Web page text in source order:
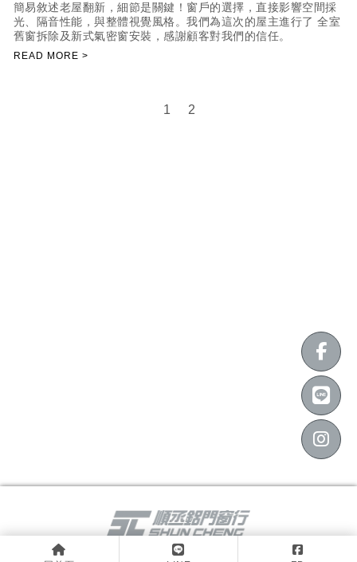
簡易敘述老屋翻新，細節是關鍵！窗戶的選擇，直接影響空間採
光、隔音性能，與整體視覺風格。我們為這次的屋主進行了 全室
舊窗拆除及新式氣密窗安裝，感謝顧客對我們的信任。
1 2